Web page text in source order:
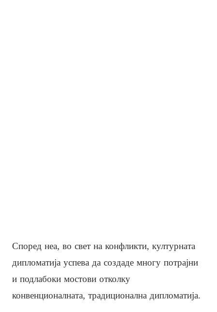
Според неа, во свет на конфликти, културната
дипломатија успева да создаде многу потрајни
и подлабоки мостови отколку
конвенционалната, традиционална дипломатија.